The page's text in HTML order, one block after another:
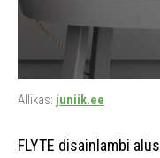
Allikas: juniik.ee
FLYTE disainlambi alus